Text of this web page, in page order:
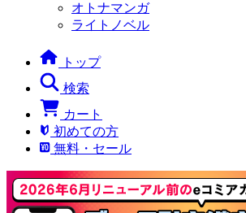
オトナマンガ
ライトノベル
トップ
検索
カート
初めての方
無料・セール